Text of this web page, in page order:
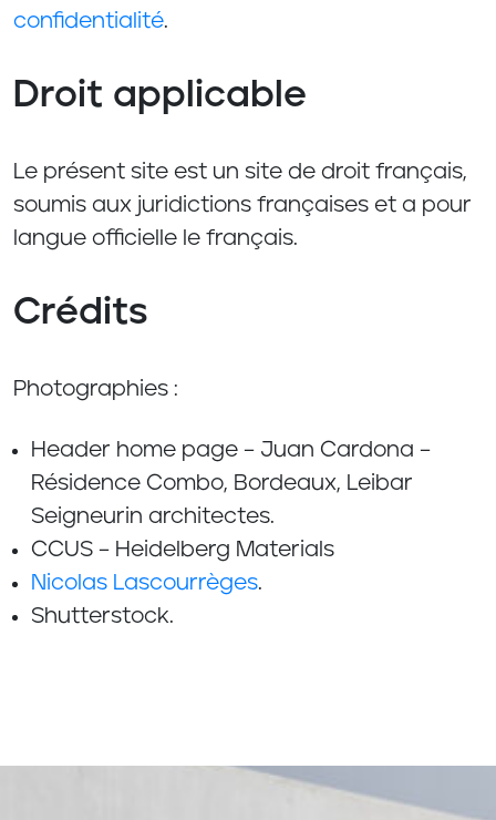
confidentialité.
Droit applicable
Le présent site est un site de droit français,
soumis aux juridictions françaises et a pour
langue officielle le français.
Crédits
Photographies :
Header home page – Juan Cardona –
Résidence Combo, Bordeaux, Leibar
Seigneurin architectes.
CCUS – Heidelberg Materials
Nicolas Lascourrèges.
Shutterstock.